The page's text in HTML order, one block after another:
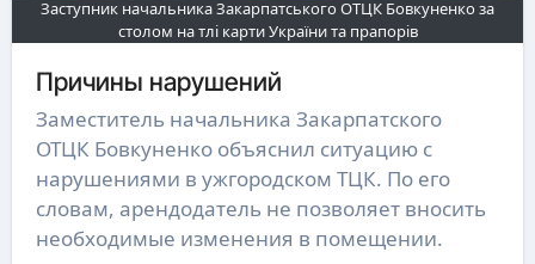
Заступник начальника Закарпатського ОТЦК Бовкуненко за
столом на тлі карти України та прапорів
Причины нарушений
Заместитель начальника Закарпатского
ОТЦК Бовкуненко объяснил ситуацию с
нарушениями в ужгородском ТЦК. По его
словам, арендодатель не позволяет вносить
необходимые изменения в помещении.